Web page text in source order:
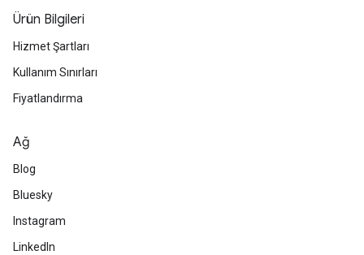
Ürün Bilgileri
Hizmet Şartları
Kullanım Sınırları
Fiyatlandırma
Ağ
Blog
Bluesky
Instagram
LinkedIn